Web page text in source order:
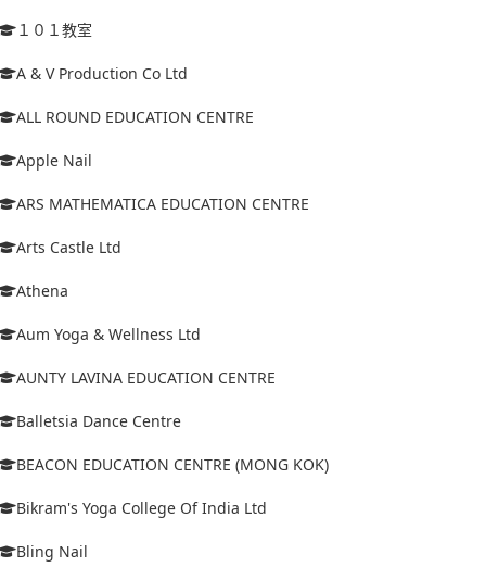
１０１教室
A & V Production Co Ltd
ALL ROUND EDUCATION CENTRE
Apple Nail
ARS MATHEMATICA EDUCATION CENTRE
Arts Castle Ltd
Athena
Aum Yoga & Wellness Ltd
AUNTY LAVINA EDUCATION CENTRE
Balletsia Dance Centre
BEACON EDUCATION CENTRE (MONG KOK)
Bikram's Yoga College Of India Ltd
Bling Nail